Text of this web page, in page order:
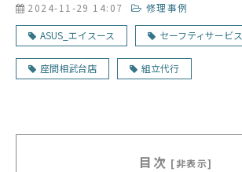
2024-11-29 14:07 修理事例
ASUS_エイスース セーフティサービス
座間相武台店 組立代行
目次 [非表示]